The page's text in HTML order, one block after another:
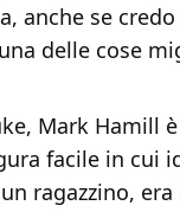
anche se
delle cose
Mark Hamill
facile in cui
ragazzino, era